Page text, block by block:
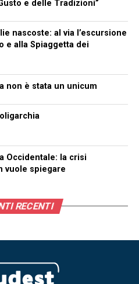
e delle Tradizioni”
nascoste: al via l’escursione
e alla Spiaggetta dei
non è stata un unicum
Occidentale: la crisi
vuole spiegare
RECENTI